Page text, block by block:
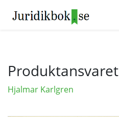
Produktansvaret
Hjalmar Karlgren